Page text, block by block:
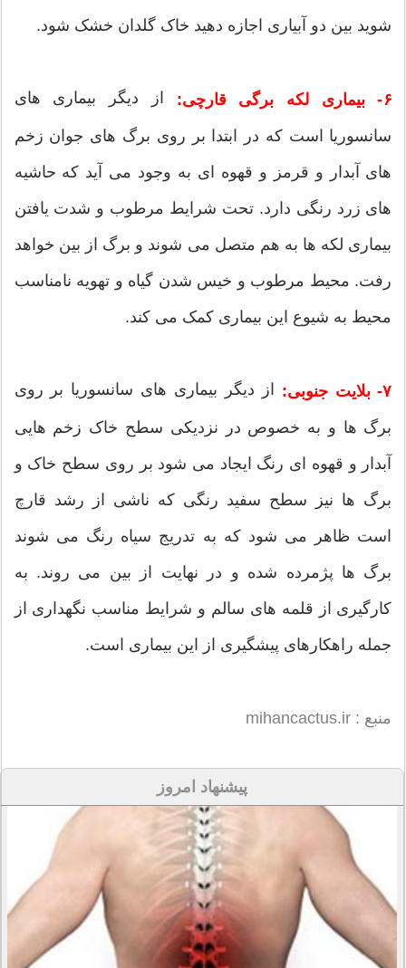
شوید بین دو آبیاری اجازه دهید خاک گلدان خشک شود.
۶- بیماری لکه برگی قارچی: از دیگر بیماری های
سانسوریا است که در ابتدا بر روی برگ های جوان زخم
های آبدار و قرمز و قهوه ای به وجود می آید که حاشیه
های زرد رنگی دارد. تحت شرایط مرطوب و شدت یافتن
بیماری لکه ها به هم متصل می شوند و برگ از بین خواهد
رفت. محیط مرطوب و خیس شدن گیاه و تهویه نامناسب
محیط به شیوع این بیماری کمک می کند.
۷- بلایت جنوبی: از دیگر بیماری های سانسوریا بر روی
برگ ها و به خصوص در نزدیکی سطح خاک زخم هایی
آبدار و قهوه ای رنگ ایجاد می شود بر روی سطح خاک و
برگ ها نیز سطح سفید رنگی که ناشی از رشد قارچ
است ظاهر می شود که به تدریج سیاه رنگ می شوند
برگ ها پژمرده شده و در نهایت از بین می روند. به
کارگیری از قلمه های سالم و شرایط مناسب نگهداری از
جمله راهکارهای پیشگیری از این بیماری است.
منبع : mihancactus.ir
پیشنهاد امروز